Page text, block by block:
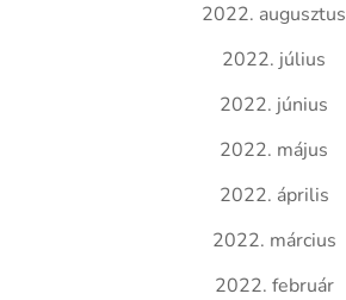
2022. augusztus
2022. július
2022. június
2022. május
2022. április
2022. március
2022. február